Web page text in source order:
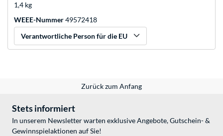
1,4 kg
WEEE-Nummer49572418
Verantwortliche Person für die EU
Zurück zum Anfang
Stets informiert
In unserem Newsletter warten exklusive Angebote, Gutschein- &
Gewinnspielaktionen auf Sie!